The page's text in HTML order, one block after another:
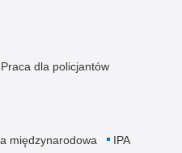
Praca dla policjantów
międzynarodowa
IPA